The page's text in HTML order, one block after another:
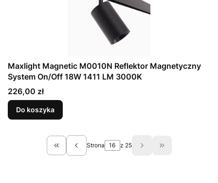
Maxlight Magnetic M0010N Reflektor Magnetyczny
System On/Off 18W 1411 LM 3000K
Cena
226,00 zł
Do koszyka
Wróć do pierwszej strony z produktami
Strona z 25 Przejdź do